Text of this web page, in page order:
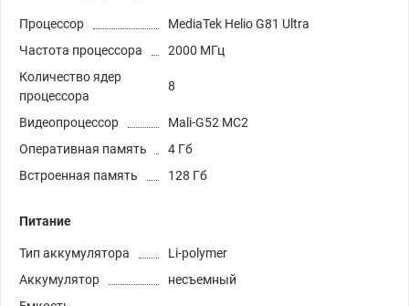
Процессор
MediaTek Helio G81 Ultra
Частота процессора
2000 МГц
Количество ядер
процессора
8
Видеопроцессор
Mali-G52 MC2
Оперативная память
4 Гб
Встроенная память
128 Гб
Питание
Тип аккумулятора
Li-polymer
Аккумулятор
несъемный